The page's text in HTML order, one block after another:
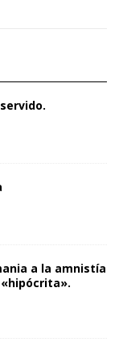
a la amnistía